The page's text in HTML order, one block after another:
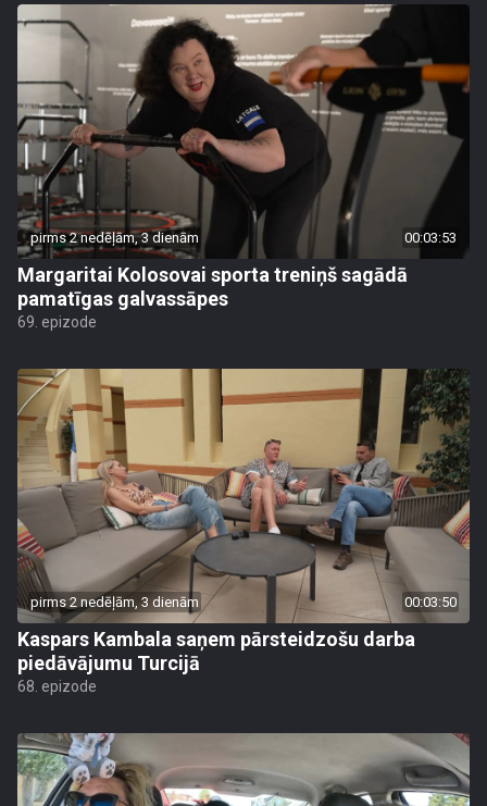
pirms 2 nedēļām, 3 dienām 00:03:53
Margaritai Kolosovai sporta treniņš sagādā
pamatīgas galvassāpes
69. epizode
pirms 2 nedēļām, 3 dienām 00:03:50
Kaspars Kambala saņem pārsteidzošu darba
piedāvājumu Turcijā
68. epizode